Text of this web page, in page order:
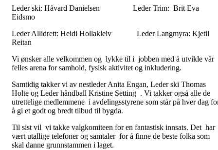
Leder ski: Håvard Danielsen Leder Trim: Brit Eva
Eidsmo
Leder Allidrett: Heidi Hollakleiv Leder Langmyra: Kjetil
Reitan
Vi ønsker alle velkommen og lykke til i jobben med å utvikle vår
felles arena for samhold, fysisk aktivitet og inkludering.
Samtidig takker vi av nestleder Anita Engan, Leder ski Thomas
Holte og Leder håndball Kristine Setting . Vi takker også alle de
utrettelige medlemmene i avdelingsstyrene som står på hver dag
å gi et godt og bredt tilbud til bygda.
Til sist vil vi takke valgkomiteen for en fantastisk innsats. Det har
vært utallige telefoner og samtaler for å finne de beste folka som
skal danne grunnstammen i laget.